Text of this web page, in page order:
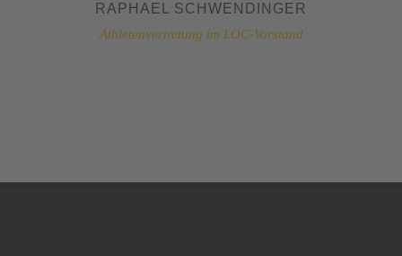
RAPHAEL SCHWENDINGER
Athletenvertretung im LOC-Vorstand